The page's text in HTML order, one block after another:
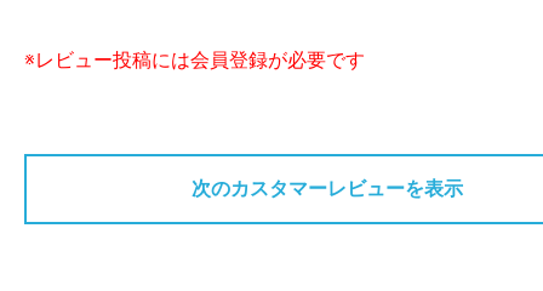
※レビュー投稿には会員登録が必要です
次のカスタマーレビューを表示